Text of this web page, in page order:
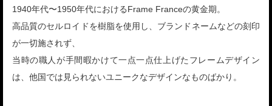
1940年代〜1950年代におけるFrame Franceの黄金期。
高品質のセルロイドを樹脂を使用し、ブランドネームなどの刻印
が一切施されず、
当時の職人が手間暇かけて一点一点仕上げたフレームデザイン
は、他国では見られないユニークなデザインなものばかり。